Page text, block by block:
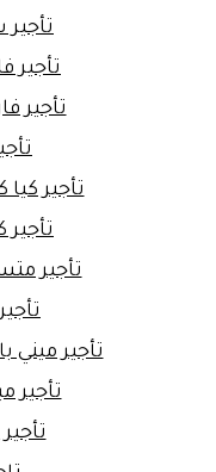
تأجير
تأجير
تأجير
تأجير
تأجير
تأجير
تأجير